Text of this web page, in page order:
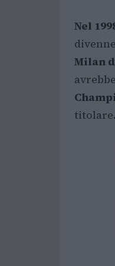
Nel
Milan